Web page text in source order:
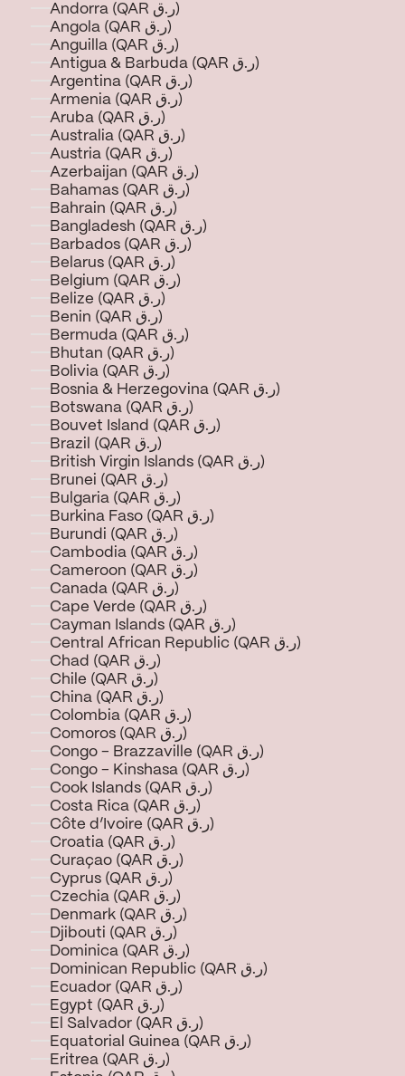
Andorra (QAR ر.ق)
Angola (QAR ر.ق)
Anguilla (QAR ر.ق)
Antigua & Barbuda (QAR ر.ق)
Argentina (QAR ر.ق)
Armenia (QAR ر.ق)
Aruba (QAR ر.ق)
Australia (QAR ر.ق)
Austria (QAR ر.ق)
Azerbaijan (QAR ر.ق)
Bahamas (QAR ر.ق)
Bahrain (QAR ر.ق)
Bangladesh (QAR ر.ق)
Barbados (QAR ر.ق)
Belarus (QAR ر.ق)
Belgium (QAR ر.ق)
Belize (QAR ر.ق)
Benin (QAR ر.ق)
Bermuda (QAR ر.ق)
Bhutan (QAR ر.ق)
Bolivia (QAR ر.ق)
Bosnia & Herzegovina (QAR ر.ق)
Botswana (QAR ر.ق)
Bouvet Island (QAR ر.ق)
Brazil (QAR ر.ق)
British Virgin Islands (QAR ر.ق)
Brunei (QAR ر.ق)
Bulgaria (QAR ر.ق)
Burkina Faso (QAR ر.ق)
Burundi (QAR ر.ق)
Cambodia (QAR ر.ق)
Cameroon (QAR ر.ق)
Canada (QAR ر.ق)
Cape Verde (QAR ر.ق)
Cayman Islands (QAR ر.ق)
Central African Republic (QAR ر.ق)
Chad (QAR ر.ق)
Chile (QAR ر.ق)
China (QAR ر.ق)
Colombia (QAR ر.ق)
Comoros (QAR ر.ق)
Congo - Brazzaville (QAR ر.ق)
Congo - Kinshasa (QAR ر.ق)
Cook Islands (QAR ر.ق)
Costa Rica (QAR ر.ق)
Côte d’Ivoire (QAR ر.ق)
Croatia (QAR ر.ق)
Curaçao (QAR ر.ق)
Cyprus (QAR ر.ق)
Czechia (QAR ر.ق)
Denmark (QAR ر.ق)
Djibouti (QAR ر.ق)
Dominica (QAR ر.ق)
Dominican Republic (QAR ر.ق)
Ecuador (QAR ر.ق)
Egypt (QAR ر.ق)
El Salvador (QAR ر.ق)
Equatorial Guinea (QAR ر.ق)
Eritrea (QAR ر.ق)